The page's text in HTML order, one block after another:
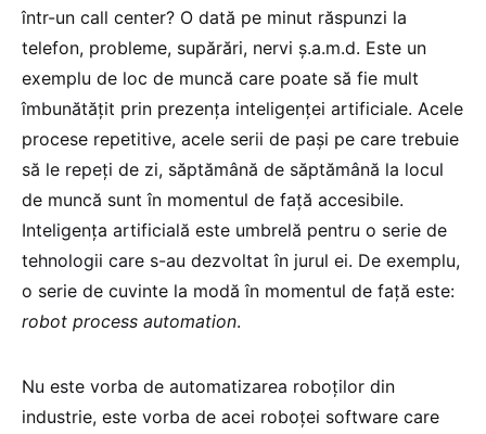
într-un call center? O dată pe minut răspunzi la
telefon, probleme, supărări, nervi ș.a.m.d. Este un
exemplu de loc de muncă care poate să fie mult
îmbunătățit prin prezența inteligenței artificiale. Acele
procese repetitive, acele serii de pași pe care trebuie
să le repeți de zi, săptămână de săptămână la locul
de muncă sunt în momentul de față accesibile.
Inteligența artificială este umbrelă pentru o serie de
tehnologii care s-au dezvoltat în jurul ei. De exemplu,
o serie de cuvinte la modă în momentul de față este:
robot process automation.
Nu este vorba de automatizarea roboților din
industrie, este vorba de acei roboței software care